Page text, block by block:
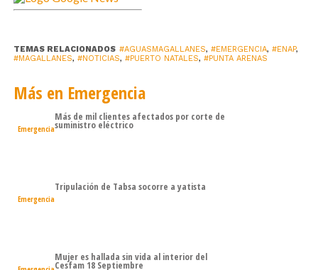
TEMAS RELACIONADOS #AGUASMAGALLANES, #EMERGENCIA, #ENAP,
#MAGALLANES, #NOTICIAS, #PUERTO NATALES, #PUNTA ARENAS
Más en Emergencia
Emergencia
Más de mil clientes afectados por corte de
suministro eléctrico
Emergencia
Tripulación de Tabsa socorre a yatista
Mujer es hallada sin vida al interior del
Cesfam 18 Septiembre